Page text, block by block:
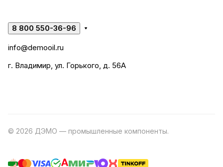
8 800 550-36-96
info@demooil.ru
г. Владимир, ул. Горького, д. 56А
© 2026 ДЭМО — промышленные компоненты.